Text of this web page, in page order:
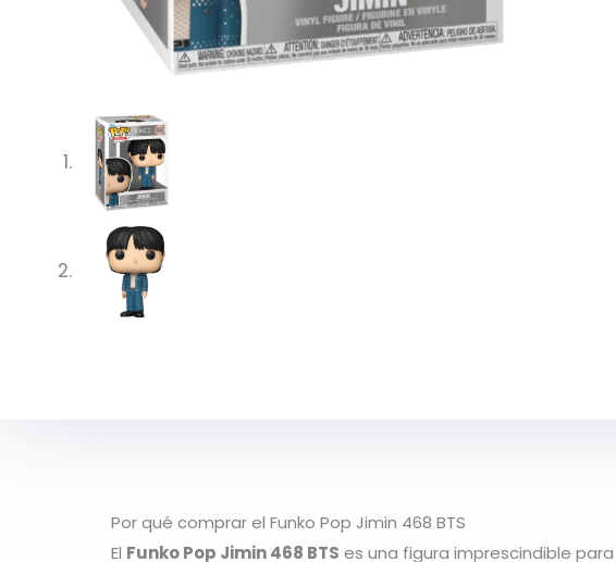
Por qué comprar el Funko Pop Jimin 468 BTS
El Funko Pop Jimin 468 BTS es una figura imprescindible